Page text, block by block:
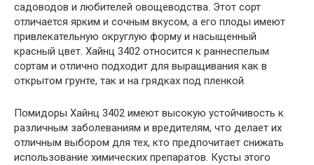
садоводов и любителей овощеводства. Этот сорт
отличается ярким и сочным вкусом, а его плоды имеют
привлекательную округлую форму и насыщенный
красный цвет. Хайнц 3402 относится к раннеспелым
сортам и отлично подходит для выращивания как в
открытом грунте, так и на грядках под пленкой.
Помидоры Хайнц 3402 имеют высокую устойчивость к
различным заболеваниям и вредителям, что делает их
отличным выбором для тех, кто предпочитает снижать
использование химических препаратов. Кусты этого